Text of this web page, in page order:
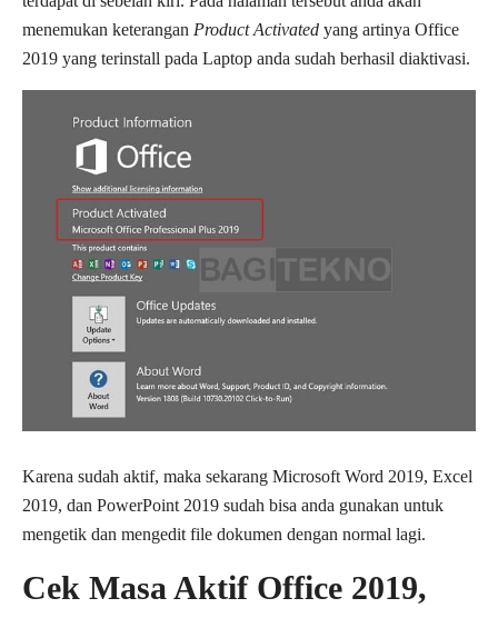
menemukan keterangan Product Activated yang artinya Office
2019 yang terinstall pada Laptop anda sudah berhasil diaktivasi.
Karena sudah aktif, maka sekarang Microsoft Word 2019, Excel
2019, dan PowerPoint 2019 sudah bisa anda gunakan untuk
mengetik dan mengedit file dokumen dengan normal lagi.
Cek Masa Aktif Office 2019,